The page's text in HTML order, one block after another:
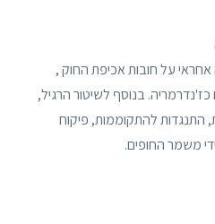
על חובות אכיפת החוק ,
בנוסף לשיטור הרגיל,
התנגדות להתקוממות, פיקוח
משמר החופים.